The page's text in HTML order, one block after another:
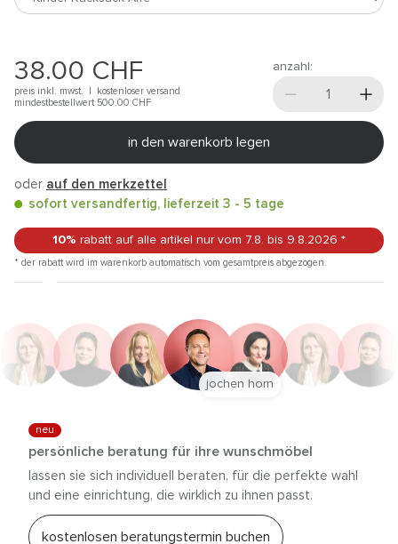
38.00 CHF
preis inkl. mwst. |
kostenloser versand
mindestbestellwert 500.00 CHF
anzahl:
in den warenkorb legen
oder auf den merkzettel
sofort versandfertig, lieferzeit 3 - 5 tage
10% rabatt auf alle artikel nur vom 7.8. bis 9.8.2026 *
* der rabatt wird im warenkorb automatisch vom gesamtpreis abgezogen.
neu
persönliche beratung für ihre wunschmöbel
lassen sie sich individuell beraten, für die perfekte wahl
und eine einrichtung, die wirklich zu ihnen passt.
kostenlosen beratungstermin buchen
jochen horn